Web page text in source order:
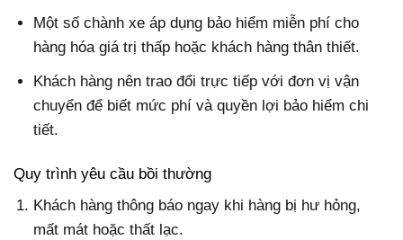
Một số chành xe áp dụng bảo hiểm miễn phí cho
hàng hóa giá trị thấp hoặc khách hàng thân thiết.
Khách hàng nên trao đổi trực tiếp với đơn vị vận
chuyển để biết mức phí và quyền lợi bảo hiểm chi
tiết.
Quy trình yêu cầu bồi thường
Khách hàng thông báo ngay khi hàng bị hư hỏng,
mất mát hoặc thất lạc.